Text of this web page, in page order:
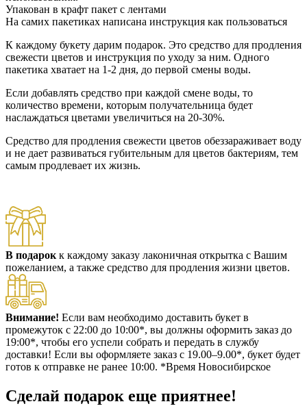
Упакован в крафт пакет с лентами
На самих пакетиках написана инструкция как пользоваться
К каждому букету дарим подарок. Это средство для продления
свежести цветов и инструкция по уходу за ним. Одного
пакетика хватает на 1-2 дня, до первой смены воды.
Если добавлять средство при каждой смене воды, то
количество времени, которым получательница будет
наслаждаться цветами увеличиться на 20-30%.
Средство для продления свежести цветов обеззараживает воду
и не дает развиваться губительным для цветов бактериям, тем
самым продлевает их жизнь.
В подарок к каждому заказу лаконичная открытка с Вашим
пожеланием, а также средство для продления жизни цветов.
Внимание! Если вам необходимо доставить букет в
промежуток с 22:00 до 10:00*, вы должны оформить заказ до
19:00*, чтобы его успели собрать и передать в службу
доставки! Если вы оформляете заказ с 19.00–9.00*, букет будет
готов к отправке не ранее 10:00. *Время Новосибирское
Сделай подарок еще приятнее!